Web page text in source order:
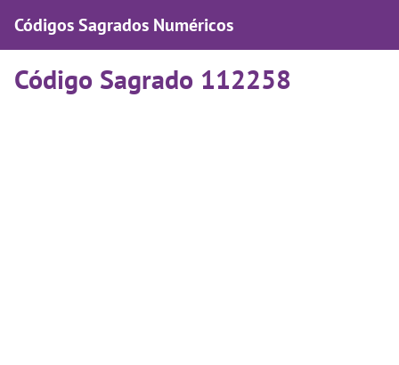
Códigos Sagrados Numéricos
Código Sagrado 112258